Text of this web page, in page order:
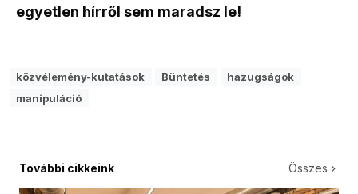
egyetlen hírről sem maradsz le!
közvélemény-kutatások Büntetés
hazugságok
manipuláció
További cikkeink Összes